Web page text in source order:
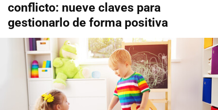
conflicto: nueve claves para
gestionarlo de forma positiva